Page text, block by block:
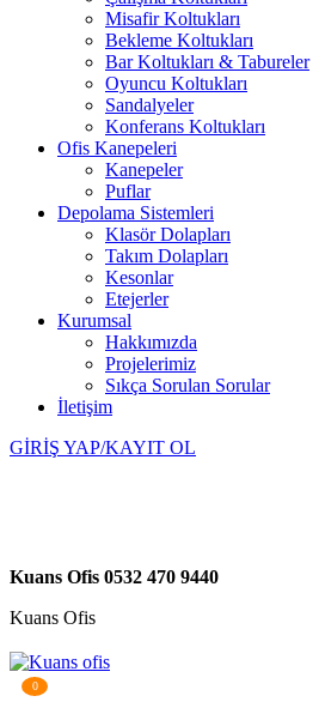
Misafir Koltukları
Bekleme Koltukları
Bar Koltukları & Tabureler
Oyuncu Koltukları
Sandalyeler
Konferans Koltukları
Ofis Kanepeleri
Kanepeler
Puflar
Depolama Sistemleri
Klasör Dolapları
Takım Dolapları
Kesonlar
Etejerler
Kurumsal
Hakkımızda
Projelerimiz
Sıkça Sorulan Sorular
İletişim
GİRİŞ YAP/KAYIT OL
Kuans Ofis 0532 470 9440
Kuans Ofis
0